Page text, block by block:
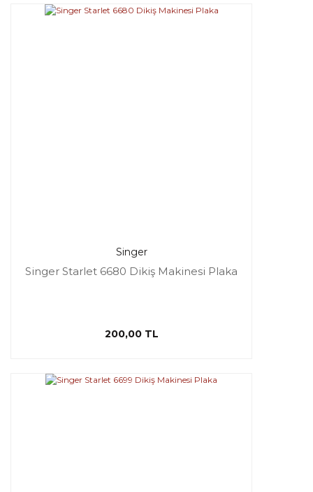
Singer
Singer Starlet 6680 Dikiş Makinesi Plaka
200,00 TL